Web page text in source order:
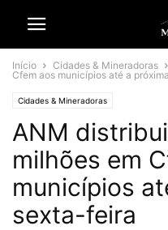
Início Cidades & Mineradoras
Cfem aos municípios até a
Cidades & Mineradoras
ANM
milhões em
municípios
sexta-feira